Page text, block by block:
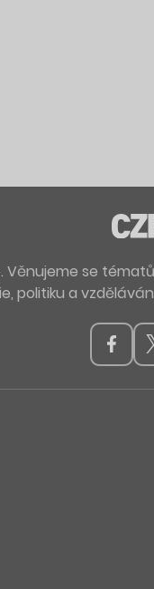
Věnujeme se
politiku a